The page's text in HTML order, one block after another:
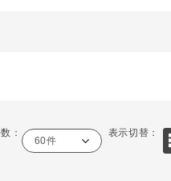
：
60件
表示切替：